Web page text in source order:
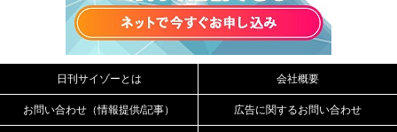
日刊サイゾーとは 会社概要
お問い合わせ（情報提供/記事） 広告に関するお問い合わせ